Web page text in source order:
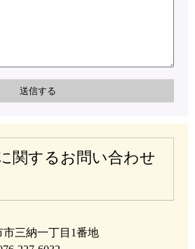
関するお問い合わせ
市三納一丁目1番地